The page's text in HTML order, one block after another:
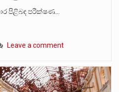
පිළිබඳ පරීක්ෂණ…
Leave a comment